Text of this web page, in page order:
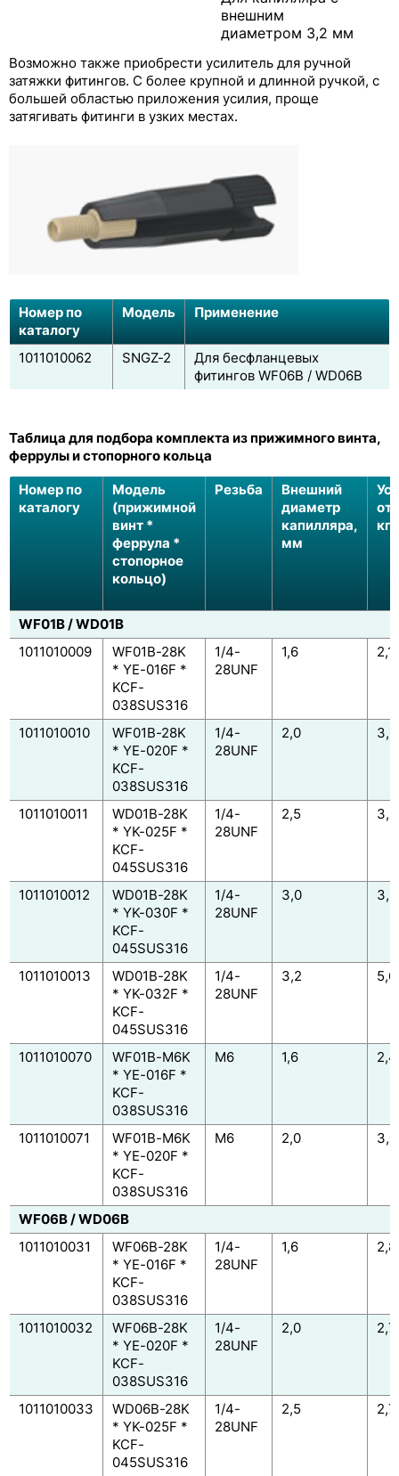
внешним
диаметром 3,2 мм
Возможно также приобрести усилитель для ручной
затяжки фитингов. С более крупной и длинной ручкой, с
большей областью приложения усилия, проще
затягивать фитинги в узких местах.
Номер по
каталогу
Модель Применение
1011010062 SNGZ-2
Для бесфланцевых
фитингов WF06B / WD06B
Таблица для подбора комплекта из прижимного винта,
феррулы и стопорного кольца
Номер по
каталогу
Модель
(прижимной
винт *
феррула *
стопорное
кольцо)
Резьба
Внешний
диаметр
капилляра,
мм
кгс
WF01B / WD01B
1011010009
WF01B-28K
* YE-016F *
KCF-
038SUS316
1/4-
28UNF
1,6
1011010010
WF01B-28K
* YE-020F *
KCF-
038SUS316
1/4-
28UNF
2,0
1011010011
WD01B-28K
* YK-025F *
KCF-
045SUS316
1/4-
28UNF
2,5
1011010012
WD01B-28K
* YK-030F *
KCF-
045SUS316
1/4-
28UNF
3,0
1011010013
WD01B-28K
* YK-032F *
KCF-
045SUS316
1/4-
28UNF
3,2
1011010070
WF01B-M6K
* YE-016F *
KCF-
038SUS316
M6 1,6
1011010071
WF01B-M6K
* YE-020F *
KCF-
038SUS316
M6 2,0
WF06B / WD06B
1011010031
WF06B-28K
* YE-016F *
KCF-
038SUS316
1/4-
28UNF
1,6
1011010032
WF06B-28K
* YE-020F *
KCF-
038SUS316
1/4-
28UNF
2,0
1011010033
WD06B-28K
* YK-025F *
KCF-
045SUS316
1/4-
28UNF
2,5